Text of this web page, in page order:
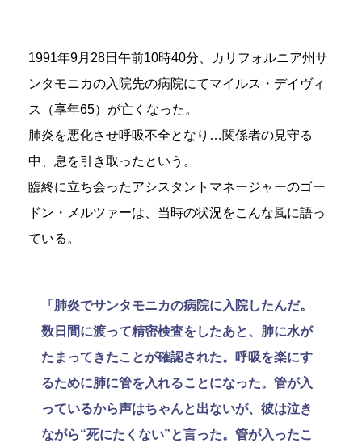
1991年9月28日午前10時40分、カリフォルニア州サ
ンタモニカの入院先の病院にてマイルス・デイヴィ
ス（享年65）が亡くなった。
肺炎を悪化させ呼吸不全となり…関係者の見守る
中、息を引き取ったという。
臨終に立ち会ったアシスタントマネージャーのゴー
ドン・メルツァーは、当時の状況をこんな風に語っ
ている。
「肺炎でサンタモニカの病院に入院したんだ。
数日間に渡って精密検査をしたあと、肺に水が
たまってきたことが確認された。呼吸を楽にす
るために肺に管を入れることになった。管が入
っているから声はちゃんと出ないが、彼は泣き
ながら“死にたくない”と言った。管が入ったこ